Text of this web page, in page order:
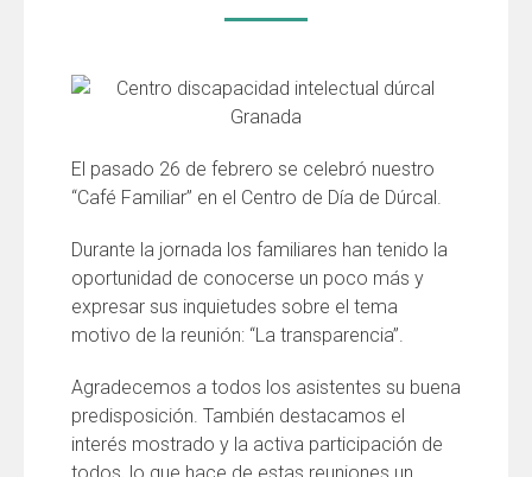
El pasado 26 de febrero se celebró nuestro
“Café Familiar” en el Centro de Día de Dúrcal.
Durante la jornada los familiares han tenido la
oportunidad de conocerse un poco más y
expresar sus inquietudes sobre el tema
motivo de la reunión: “La transparencia”.
Agradecemos a todos los asistentes su buena
predisposición. También destacamos el
interés mostrado y la activa participación de